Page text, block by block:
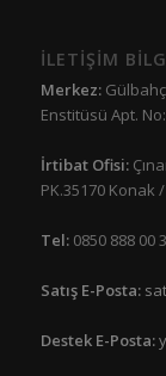
İLETİŞİM
Merkez:
Enstitüsü Apt.
İrtibat Ofisi:
PK.35170 Konak
Tel:0850 888 00
Satış E-Posta:
Destek E-Posta: